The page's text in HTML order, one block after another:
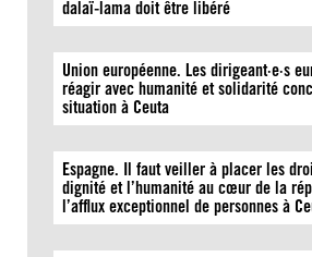
dalaï-lama doit être libéré
Union européenne. Les dirigeant·e·s
réagir avec humanité et solidarité
situation à Ceuta
Espagne. Il faut veiller à placer les
dignité et l’humanité au cœur de la
l’afflux exceptionnel de personnes à